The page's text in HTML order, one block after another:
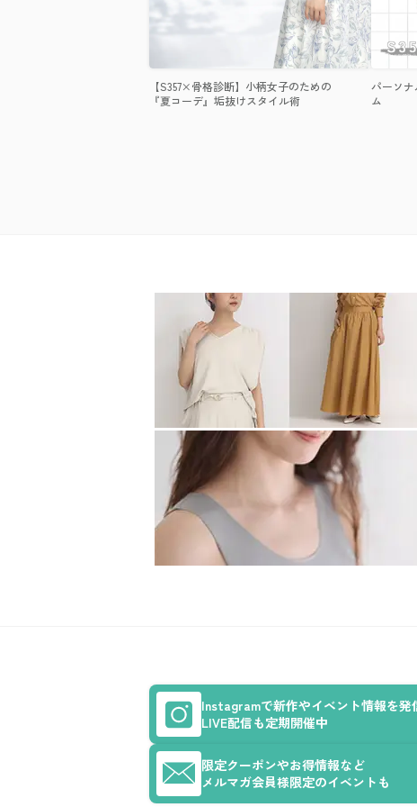
【S357×骨格診断】小柄女子のための
『夏コーデ』垢抜けスタイル術
パーソ
ム
Instagramで新作やイベント情報を発
LIVE配信も定期開催中
限定クーポンやお得情報など
メルマガ会員様限定のイベントも